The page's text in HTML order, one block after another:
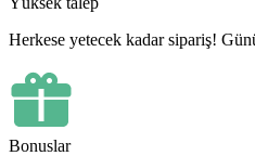
Herkese yetecek kadar sipariş!
Bonuslar